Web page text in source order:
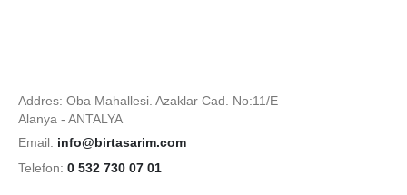
Addres: Oba Mahallesi. Azaklar Cad. No:11/E
Alanya - ANTALYA
Email: info@birtasarim.com
Telefon: 0 532 730 07 01